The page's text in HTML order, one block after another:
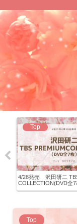
Top
4/28発売 沢田研二
COLLECTION(DVD全7
Top